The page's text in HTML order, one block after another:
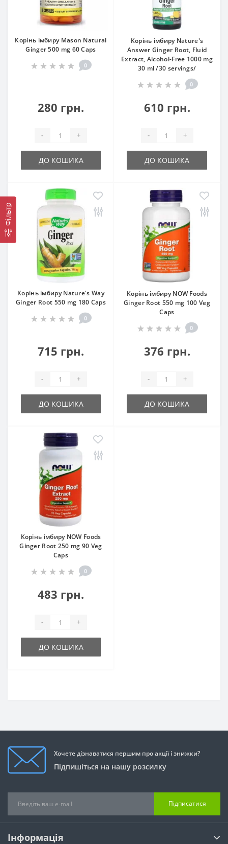
Фільтр
Корінь імбиру Mason Natural
Ginger 500 mg 60 Caps
0
280 грн.
- +
ДО КОШИКА
Корінь імбиру Nature's
Answer Ginger Root, Fluid
Extract, Alcohol-Free 1000 mg
30 ml /30 servings/
0
610 грн.
- +
ДО КОШИКА
Корінь імбиру Nature's Way
Ginger Root 550 mg 180 Caps
0
715 грн.
- +
ДО КОШИКА
Корінь імбиру NOW Foods
Ginger Root 550 mg 100 Veg
Caps
0
376 грн.
- +
ДО КОШИКА
Корінь імбиру NOW Foods
Ginger Root 250 mg 90 Veg
Caps
0
483 грн.
- +
ДО КОШИКА
Хочете дізнаватися першим про акції і знижки?
Підпишіться на нашу розсилку
Підписатися
Інформація